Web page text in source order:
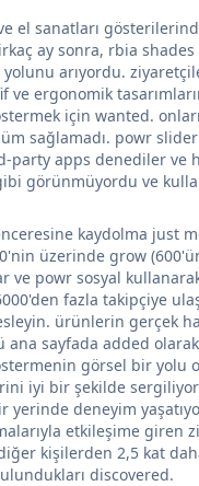
el sanatları
ay sonra, rbia shades
yolunu arıyordu.
ve ergonomik
için wanted.
sağlamadı. powr
party apps denediler ve
görünmüyordu ve
kaydolma just
üzerinde grow
ve powr sosyal
fazla takipçiye
ürünlerin gerçek
sayfada added
görsel bir yolu
iyi bir şekilde
yerinde deneyim
etkileşime giren
kişilerden 2,5 kat
discovered.